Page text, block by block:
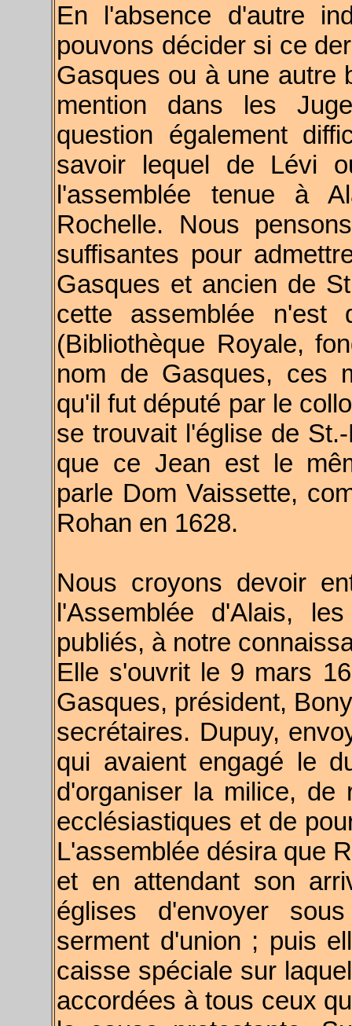
En l'absence d'autre
pouvons décider si ce
Gasques ou à une autre
mention dans les
question également
savoir lequel de Lévi
l'assemblée tenue à
Rochelle. Nous
suffisantes pour
Gasques et ancien de
cette assemblée n'est
(Bibliothèque Royale,
nom de Gasques, ces
qu'il fut député par le
se trouvait l'église de
que ce Jean est le
parle Dom Vaissette,
Rohan en 1628.
Nous croyons devoir
l'Assemblée d'Alais,
publiés, à notre
Elle s'ouvrit le 9 mars
Gasques, président,
secrétaires. Dupuy,
qui avaient engagé le
d'organiser la milice, de
ecclésiastiques et de
L'assemblée désira que
et en attendant son
églises d'envoyer
serment d'union ; puis
caisse spéciale sur
accordées à tous ceux